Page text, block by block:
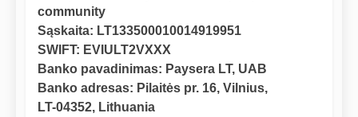
community
Sąskaita: LT133500010014919951
SWIFT: EVIULT2VXXX
Banko pavadinimas: Paysera LT, UAB
Banko adresas: Pilaitės pr. 16, Vilnius,
LT-04352, Lithuania